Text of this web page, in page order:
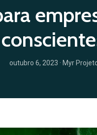
outubro 6, 2023 · Myr